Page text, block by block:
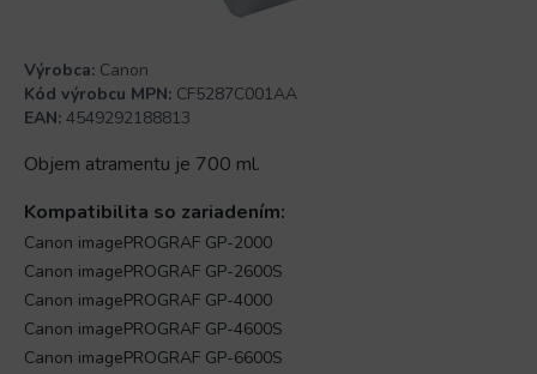
Výrobca: Canon
Kód výrobcu MPN: CF5287C001AA
EAN: 4549292188813
Objem atramentu je 700 ml.
Kompatibilita so zariadením:
Canon imagePROGRAF GP-2000
Canon imagePROGRAF GP-2600S
Canon imagePROGRAF GP-4000
Canon imagePROGRAF GP-4600S
Canon imagePROGRAF GP-6600S